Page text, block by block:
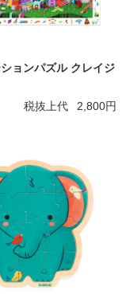
ョンパズル クレイジ
税抜上代
2,800円